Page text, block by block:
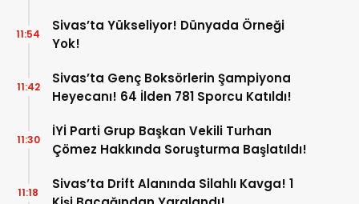
Sivas’ta Yükseliyor! Dünyada Örneği
Yok!
11:54
Sivas’ta Genç Boksörlerin Şampiyona
Heyecanı! 64 İlden 781 Sporcu Katıldı!
11:42
İYİ Parti Grup Başkan Vekili Turhan
Çömez Hakkında Soruşturma Başlatıldı!
11:30
Sivas’ta Drift Alanında Silahlı Kavga! 1
11:18